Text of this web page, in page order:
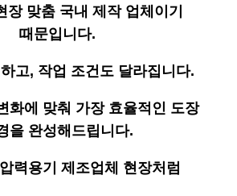
장 맞춤 국내 제작 업체이기
때문입니다.
고, 작업 조건도 달라집니다.
화에 맞춰 가장 효율적인 도장
을 완성해드립니다.
력용기 제조업체 현장처럼